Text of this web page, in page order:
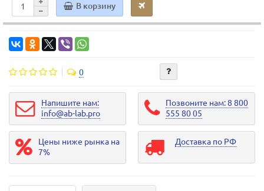
В корзину
0
Напишите нам:
info@ab-lab.pro
Позвоните нам: 8 800
555 80 05
Цены ниже рынка на
7%
Доставка по РФ